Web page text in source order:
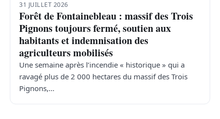
31 JUILLET 2026
Forêt de Fontainebleau : massif des Trois
Pignons toujours fermé, soutien aux
habitants et indemnisation des
agriculteurs mobilisés
Une semaine après l’incendie « historique » qui a
ravagé plus de 2 000 hectares du massif des Trois
Pignons,…